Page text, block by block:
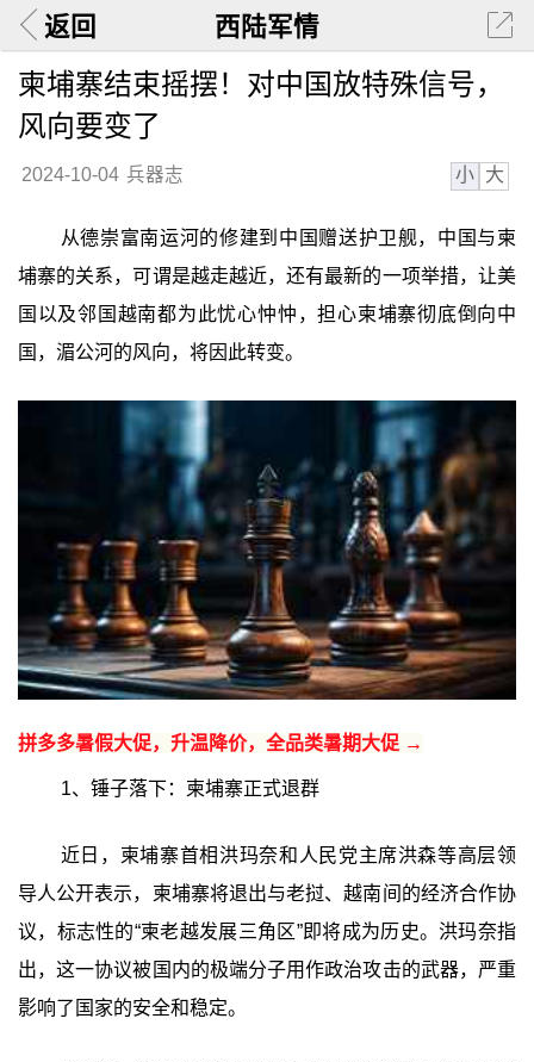
返回 西陆军情
柬埔寨结束摇摆！对中国放特殊信号，
风向要变了
2024-10-04 兵器志 小 大
从德崇富南运河的修建到中国赠送护卫舰，中国与柬
埔寨的关系，可谓是越走越近，还有最新的一项举措，让美
国以及邻国越南都为此忧心忡忡，担心柬埔寨彻底倒向中
国，湄公河的风向，将因此转变。
拼多多暑假大促，升温降价，全品类暑期大促 →
1、锤子落下：柬埔寨正式退群
近日，柬埔寨首相洪玛奈和人民党主席洪森等高层领
导人公开表示，柬埔寨将退出与老挝、越南间的经济合作协
议，标志性的“柬老越发展三角区”即将成为历史。洪玛奈指
出，这一协议被国内的极端分子用作政治攻击的武器，严重
影响了国家的安全和稳定。